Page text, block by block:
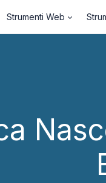
Strumenti Web